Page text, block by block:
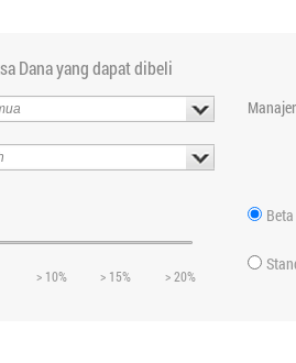
Dana yang dapat dibeli
> 10% > 15% > 20%
Beta